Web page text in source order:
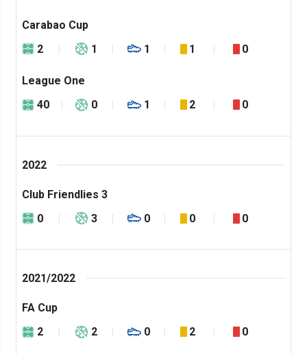
Carabao Cup
2
1 1 1 0
League One
40
0 1 2 0
2022
Club Friendlies 3
0
3 0 0 0
2021/2022
FA Cup
2
2 0 2 0